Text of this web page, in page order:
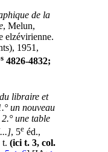
de la
, Melun,
elzévirienne.
1951,
4826-4832;
libraire et
un nouveau
une table
, 5e éd.,
t. (ici t. 3, col.